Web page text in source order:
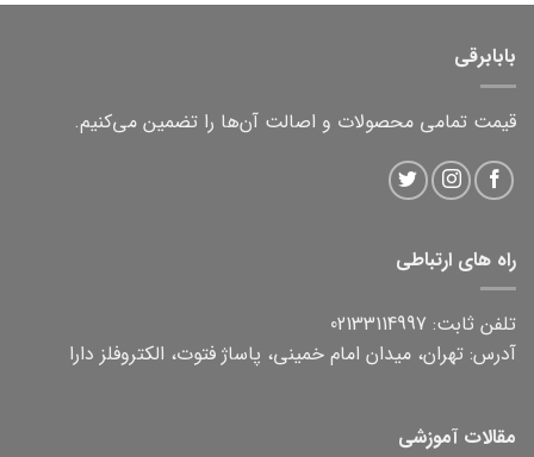
بابابرقی
قیمت تمامی محصولات و اصالت آن‌ها را تضمین می‌کنیم.
راه های ارتباطی
تلفن ثابت: 02133114997
آدرس: تهران، میدان امام خمینی، پاساژ فتوت، الکتروفلز دارا
مقالات آموزشی